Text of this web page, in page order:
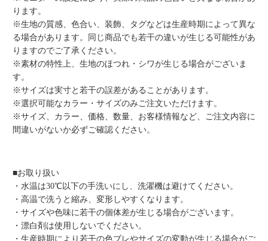
ります。
※生地の質感、色合い、装飾、タグなどは生産時期によって異な
る場合があります。同じ商品でも若干の違いが生じる可能性があ
りますのでご了承ください。
※素材の特性上、生地のほつれ・シワが生じる場合がございま
す。
※サイズは実寸と若干の誤差があることがあります。
※選択可能なカラー・サイズのみご注文いただけます。
※サイズ、カラー、価格、数量、お客様情報など、ご注文内容に
間違いがないか必ずご確認ください。
■お取り扱い
・水温は30℃以下の手洗いにし、洗濯機は避けてください。
・高温で洗うと縮み、変形しやすくなります。
・サイズや色味に若干の個体差が生じる場合がございます。
・漂白剤は使用しないでください。
・生産時期により若干の色ブレやサイズの変動が生じる場合がご